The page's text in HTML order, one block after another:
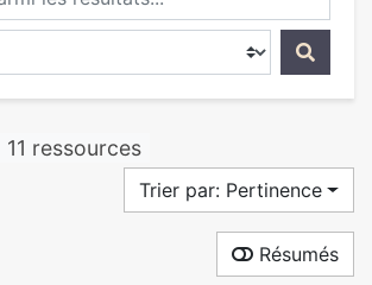
11 ressources
Trier par: Pertinence
Résumés